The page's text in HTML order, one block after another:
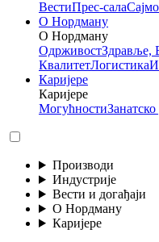
ВестиПрес-сала
О Нордману
О Нордману
ОдрживостЗдравље,
КвалитетЛогистика
Каријере
Каријере
Могућности
Производи
Индустрије
Вести и догађаји
О Нордману
Каријере